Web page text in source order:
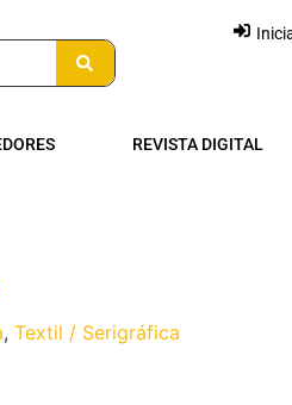
REVISTA DIGITAL
, Textil / Serigráfica